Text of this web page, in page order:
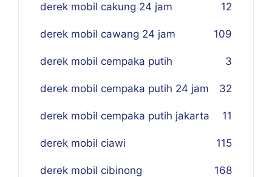
derek mobil cakung 24 jam 12
derek mobil cawang 24 jam 109
derek mobil cempaka putih 3
derek mobil cempaka putih 24 jam 32
derek mobil cempaka putih jakarta 11
derek mobil ciawi 115
derek mobil cibinong 168